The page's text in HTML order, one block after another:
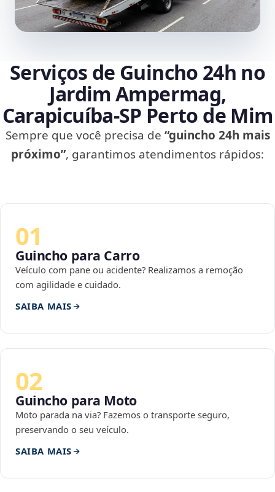
Serviços de Guincho 24h no
Jardim Ampermag,
Carapicuíba‑SP Perto de Mim
Sempre que você precisa de “guincho 24h mais
próximo”, garantimos atendimentos rápidos:
01
Guincho para Carro
Veículo com pane ou acidente? Realizamos a remoção
com agilidade e cuidado.
SAIBA MAIS
02
Guincho para Moto
Moto parada na via? Fazemos o transporte seguro,
preservando o seu veículo.
SAIBA MAIS